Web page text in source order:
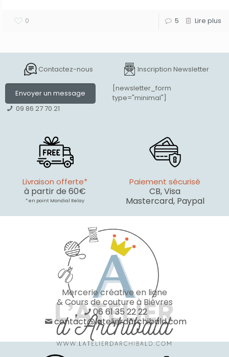
0 5 Lire plus
Contactez-nous
Envoyer un message
09 86 27 70 21
Inscription Newsletter
[newsletter_form
type="minimal"]
Livraison offerte*
à partir de 60€
* en point Mondial Relay
Paiement sécurisé
CB, Visa
Mastercard, Paypal
Mercerie créative en ligne
& Cours de couture à Bièvres
06 61 35 22 22
contact@latelierdarchibald.com